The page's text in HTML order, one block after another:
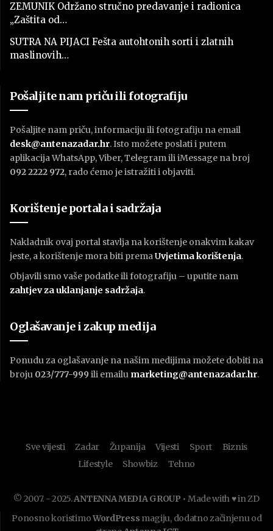
ZEMUNIK Održano stručno predavanje i radionica
„Zaštita od…
SUTRA NA PIJACI Fešta autohtonih sorti i zlatnih
maslinovih…
Pošaljite nam priču ili fotografiju
Pošaljite nam priču, informaciju ili fotografiju na email
desk@antenazadar.hr. Isto možete poslati i putem
aplikacija WhatsApp, Viber, Telegram ili iMessage na broj
092 2222 972, rado ćemo je istražiti i objaviti.
Korištenje portala i sadržaja
Nakladnik ovaj portal stavlja na korištenje onakvim kakav
jeste, a korištenje mora biti premaUvjetima korištenja.
Objavili smo vaše podatke ili fotografiju – uputite nam
zahtjev za uklanjanje sadržaja.
Oglašavanje i zakup medija
Ponudu za oglašavanje na našim medijima možete dobiti na
broju 023/777-999 ili emailu marketing@antenazadar.hr.
Sve vijesti Zadar Županija Vijesti Sport
Biznis
Lifestyle
Showbiz Tehno
© 2007. - 2025.ANTENNA MEDIA GROUP • Made with ♥ in ZD
Ponosno koristimoWordPress magiju, dodatno začinjenu od